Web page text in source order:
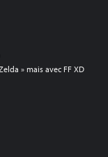
» mais avec FF XD